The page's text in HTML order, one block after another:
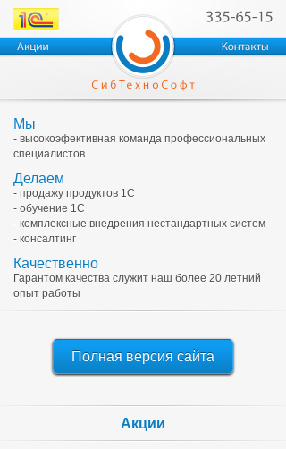
Мы
- высокоэфективная команда профессиональных
специалистов
Делаем
- продажу продуктов 1С
- обучение 1С
- комплексные внедрения нестандартных систем
- консалтинг
Качественно
Гарантом качества служит наш более 20 летний
опыт работы
Полная версия сайта
Акции